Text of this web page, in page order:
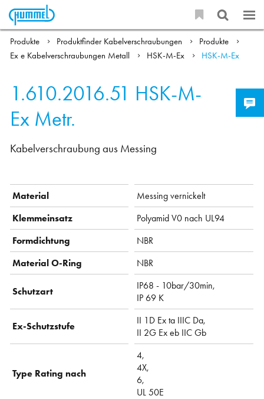
Produkte Produktfinder Kabelverschraubungen
Produkte
Ex e Kabelverschraubungen Metall
HSK-M-Ex HSK-M-Ex
1.610.2016.51 HSK-M-
Ex Metr.
Kabelverschraubung aus Messing
Material
Messing vernickelt
Klemmeinsatz
Polyamid V0 nach UL94
Formdichtung
NBR
Material O-Ring
NBR
Schutzart
IP68 - 10bar/30min,
IP 69 K
Ex-Schutzstufe
II 1D Ex ta IIIC Da,
II 2G Ex eb IIC Gb
Type Rating nach
4,
4X,
6,
UL 50E